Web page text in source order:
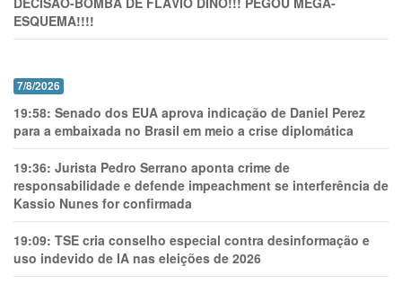
ESQUEMA!!!!
7/8/2026
19:58: Senado dos EUA aprova indicação de Daniel Perez
para a embaixada no Brasil em meio a crise diplomática
19:36: Jurista Pedro Serrano aponta crime de
responsabilidade e defende impeachment se interferência de
Kassio Nunes for confirmada
19:09: TSE cria conselho especial contra desinformação e
uso indevido de IA nas eleições de 2026